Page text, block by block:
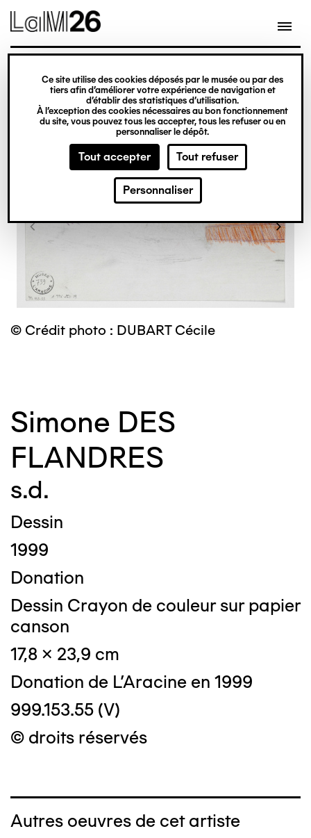
Gestion des cookies
Ce site utilise des cookies déposés par le musée ou par des
tiers afin d’améliorer votre expérience de navigation et
d’établir des statistiques d’utilisation.
À l’exception des cookies nécessaires au bon fonctionnement
du site, vous pouvez tous les accepter, tous les refuser ou en
personnaliser le dépôt.
Tout accepter Tout refuser
Personnaliser
contenu
© Crédit photo : DUBART Cécile
Simone DES
FLANDRES
s.d.
Dessin
1999
Donation
Dessin Crayon de couleur sur papier
canson
17,8 x 23,9 cm
Donation de L'Aracine en 1999
999.153.55 (V)
© droits réservés
Autres oeuvres de cet artiste